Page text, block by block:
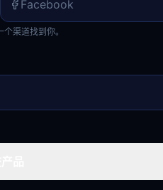
渠道找到你。